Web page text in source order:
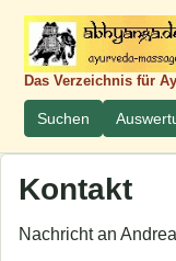
Das Verzeichnis für
Suchen
Kontakt
Nachricht an